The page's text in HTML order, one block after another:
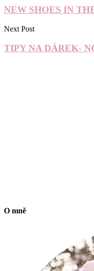
NEW SHOES IN
Next Post
TIPY NA DÁREK-
O mně